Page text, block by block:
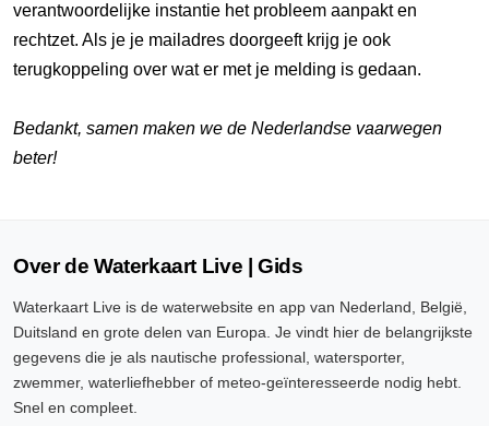
verantwoordelijke instantie het probleem aanpakt en
rechtzet. Als je je mailadres doorgeeft krijg je ook
terugkoppeling over wat er met je melding is gedaan.
Bedankt, samen maken we de Nederlandse vaarwegen
beter!
Over de Waterkaart Live | Gids
Waterkaart Live is de waterwebsite en app van Nederland, België,
Duitsland en grote delen van Europa. Je vindt hier de belangrijkste
gegevens die je als nautische professional, watersporter,
zwemmer, waterliefhebber of meteo-geïnteresseerde nodig hebt.
Snel en compleet.